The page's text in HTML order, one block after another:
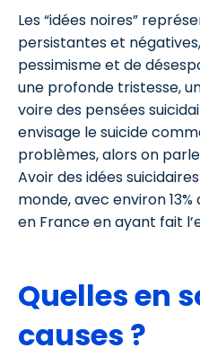
Les “idées noires”
persistantes et
pessimisme et de
une profonde tristesse,
voire des pensées
envisage le suicide
problèmes, alors on
Avoir des idées
monde, avec environ
en France en ayant fait
Quelles en
causes ?